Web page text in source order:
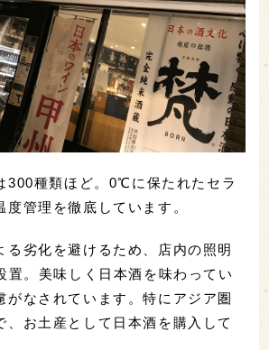
300種類ほど。0℃に保たれたセラ
度管理を徹底しています。
る劣化を避けるため、店内の照明
置。美味しく日本酒を味わってい
がなされています。特にアジア圏
、お土産として日本酒を購入して